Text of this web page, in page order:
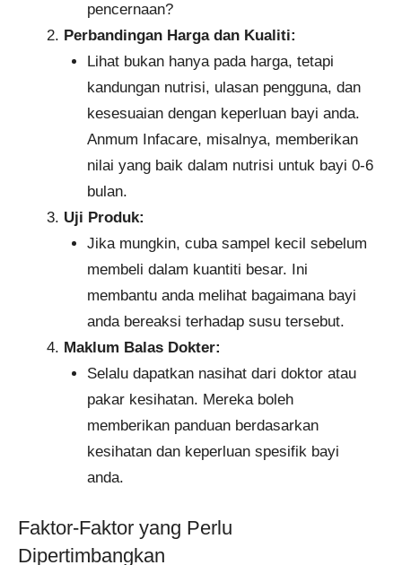
pencernaan?
Perbandingan Harga dan Kualiti:
Lihat bukan hanya pada harga, tetapi
kandungan nutrisi, ulasan pengguna, dan
kesesuaian dengan keperluan bayi anda.
Anmum Infacare, misalnya, memberikan
nilai yang baik dalam nutrisi untuk bayi 0-6
bulan.
Uji Produk:
Jika mungkin, cuba sampel kecil sebelum
membeli dalam kuantiti besar. Ini
membantu anda melihat bagaimana bayi
anda bereaksi terhadap susu tersebut.
Maklum Balas Dokter:
Selalu dapatkan nasihat dari doktor atau
pakar kesihatan. Mereka boleh
memberikan panduan berdasarkan
kesihatan dan keperluan spesifik bayi
anda.
Faktor-Faktor yang Perlu
Dipertimbangkan